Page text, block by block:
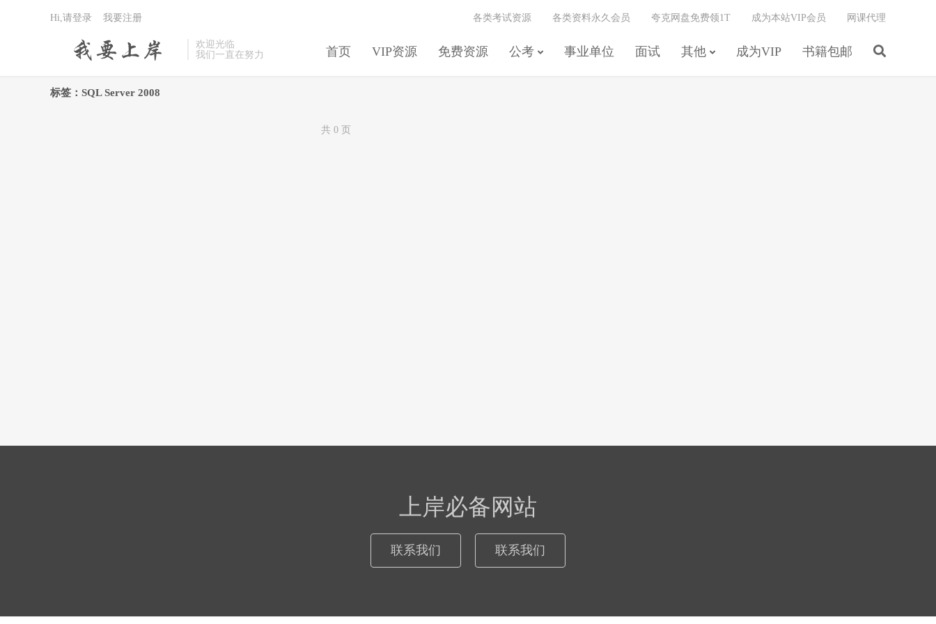
欢迎光临
我们一直在努力
首页 VIP资源 免费资源 公考 事业单位 面试 其他 成为VIP 书籍包邮
各类考试资源 各类资料永久会员 夸克网盘免费领1T 成为本站VIP会员 网课代理
Hi,请登录 我要注册
标签：SQL Server 2008
共 0 页
上岸必备网站
联系我们 联系我们